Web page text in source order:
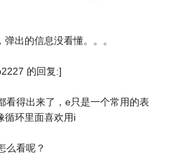
出的信息没看懂。。。
的回复:]
看得出来了，e只是一个常用的表
循环里面喜欢用i
么看呢？